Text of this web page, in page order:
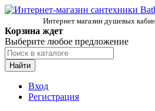
Интернет магазин душевых
Корзина ждет
Выберите любое предложение
Найти
Вход
Регистрация